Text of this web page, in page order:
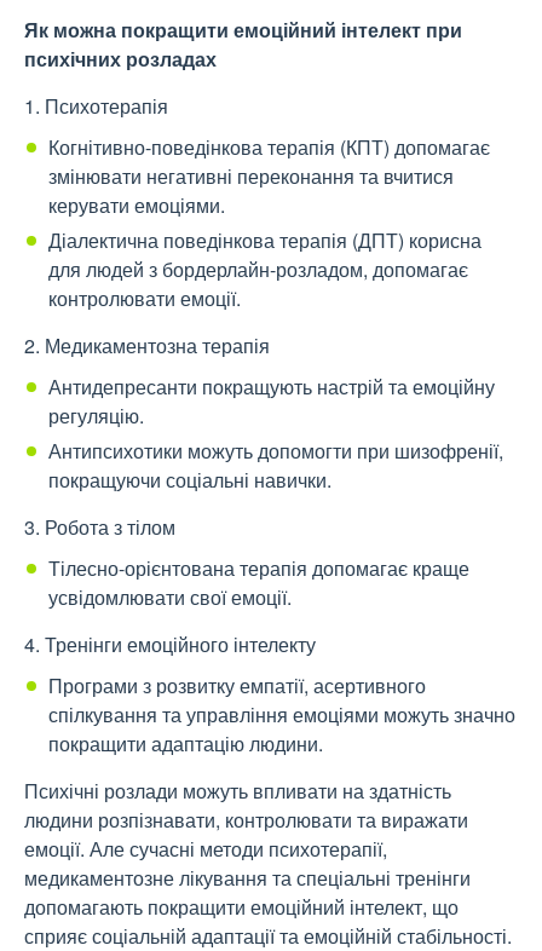
Як можна покращити емоційний інтелект при
психічних розладах
1. Психотерапія
Когнітивно-поведінкова терапія (КПТ) допомагає
змінювати негативні переконання та вчитися
керувати емоціями.
Діалектична поведінкова терапія (ДПТ) корисна
для людей з бордерлайн-розладом, допомагає
контролювати емоції.
2. Медикаментозна терапія
Антидепресанти покращують настрій та емоційну
регуляцію.
Антипсихотики можуть допомогти при шизофренії,
покращуючи соціальні навички.
3. Робота з тілом
Тілесно-орієнтована терапія допомагає краще
усвідомлювати свої емоції.
4. Тренінги емоційного інтелекту
Програми з розвитку емпатії, асертивного
спілкування та управління емоціями можуть значно
покращити адаптацію людини.
Психічні розлади можуть впливати на здатність
людини розпізнавати, контролювати та виражати
емоції. Але сучасні методи психотерапії,
медикаментозне лікування та спеціальні тренінги
допомагають покращити емоційний інтелект, що
сприяє соціальній адаптації та емоційній стабільності.